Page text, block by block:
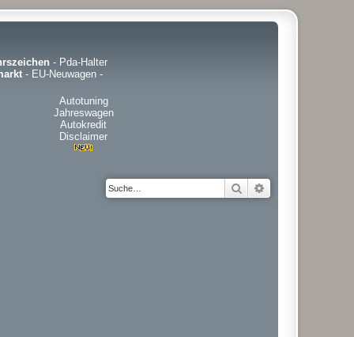
- Pda-Halter
- EU-Neuwagen -
Autotuning
Jahreswagen
Autokredit
Disclaimer
Suche